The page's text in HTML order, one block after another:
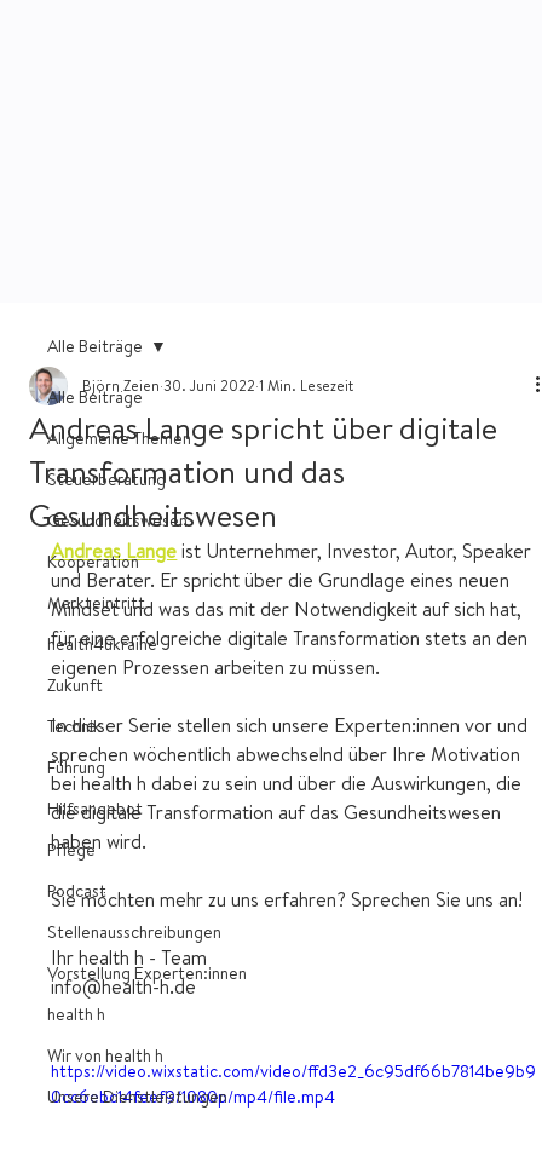
Alle Beiträge
Allgemeine Themen
Steuerberatung
Gesundheitswesen
Kooperation
Markteintritt
health4ukraine
Zukunft
Technik
Führung
Hilfsangebot
Pflege
Podcast
Stellenausschreibungen
Vorstellung Experten:innen
health h
Wir von health h
Unsere Dienstleistungen
Alle Beiträge
Andreas Lange spricht über digitale
Transformation und das
Gesundheitswesen
Björn Zeien 30. Juni 2022 1 Min. Lesezeit
Andreas Lange ist Unternehmer, Investor, Autor, Speaker
und Berater. Er spricht über die Grundlage eines neuen
Mindset und was das mit der Notwendigkeit auf sich hat,
für eine erfolgreiche digitale Transformation stets an den
eigenen Prozessen arbeiten zu müssen.
In dieser Serie stellen sich unsere Experten:innen vor und
sprechen wöchentlich abwechselnd über Ihre Motivation
bei health h dabei zu sein und über die Auswirkungen, die
die digitale Transformation auf das Gesundheitswesen
haben wird.
Sie möchten mehr zu uns erfahren? Sprechen Sie uns an!
Ihr health h - Team
info@health-h.de
https://video.wixstatic.com/video/ffd3e2_6c95df66b7814be9b9
0cc6ebc14feef9/1080p/mp4/file.mp4